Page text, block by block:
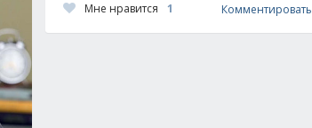
Мне нравится 1 Комментировать